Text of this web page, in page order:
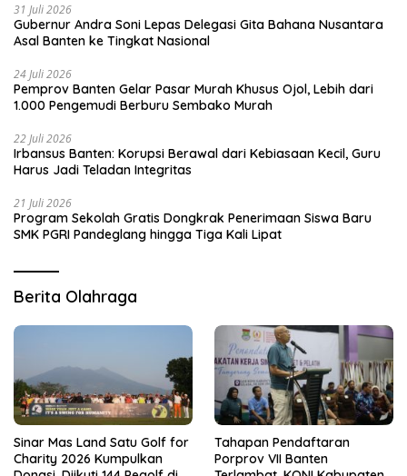
31 Juli 2026
Gubernur Andra Soni Lepas Delegasi Gita Bahana Nusantara
Asal Banten ke Tingkat Nasional
24 Juli 2026
Pemprov Banten Gelar Pasar Murah Khusus Ojol, Lebih dari
1.000 Pengemudi Berburu Sembako Murah
22 Juli 2026
Irbansus Banten: Korupsi Berawal dari Kebiasaan Kecil, Guru
Harus Jadi Teladan Integritas
21 Juli 2026
Program Sekolah Gratis Dongkrak Penerimaan Siswa Baru
SMK PGRI Pandeglang hingga Tiga Kali Lipat
Berita Olahraga
Sinar Mas Land Satu Golf for
Charity 2026 Kumpulkan
Tahapan Pendaftaran
Porprov VII Banten